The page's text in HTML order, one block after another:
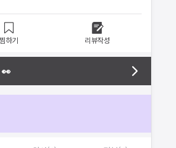
찜하기 리뷰작성
👀